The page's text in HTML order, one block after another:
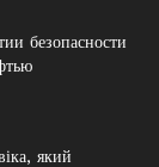
безопасности
який